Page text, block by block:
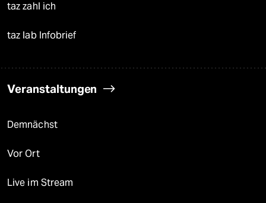
taz zahl ich
taz lab Infobrief
Veranstaltungen
Demnächst
Vor Ort
Live im Stream